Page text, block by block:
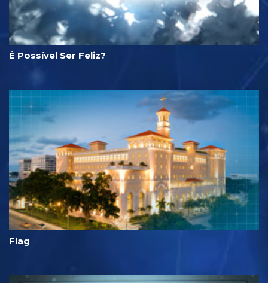
É Possível Ser Feliz?
Flag